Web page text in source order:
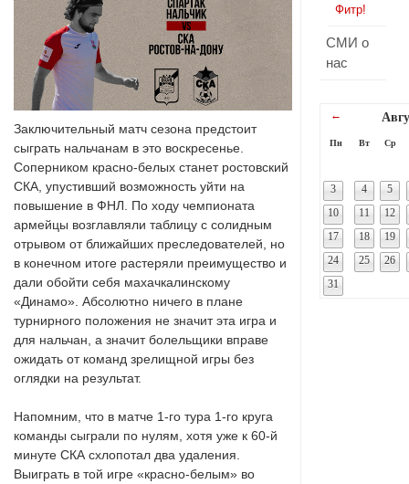
Заключительный матч сезона предстоит
сыграть нальчанам в это воскресенье.
Соперником красно-белых станет ростовский
СКА, упустивший возможность уйти на
повышение в ФНЛ. По ходу чемпионата
армейцы возглавляли таблицу с солидным
отрывом от ближайших преследователей, но
в конечном итоге растеряли преимущество и
дали обойти себя махачкалинскому
«Динамо». Абсолютно ничего в плане
турнирного положения не значит эта игра и
для нальчан, а значит болельщики вправе
ожидать от команд зрелищной игры без
оглядки на результат.
Напомним, что в матче 1-го тура 1-го круга
команды сыграли по нулям, хотя уже к 60-й
минуте СКА схлопотал два удаления.
Выиграть в той игре «красно-белым» во
Фитр!
СМИ о
нас
←
Пн Вт Ср
3 4
5
10
11
12
17
18
19
24
25
26
31